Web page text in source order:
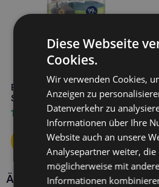
BALTICA Halbweicher Hirsch-
Snack 30g Mono-Protein
1,90
Ähnliche Produkte
Diese Webseite
Cookies.
Wir verwenden Cookies,
Anzeigen zu
Datenverkehr zu
Informationen über Ihre
Website auch an unsere
Analysepartner weiter, die
möglicherweise mit
Informationen